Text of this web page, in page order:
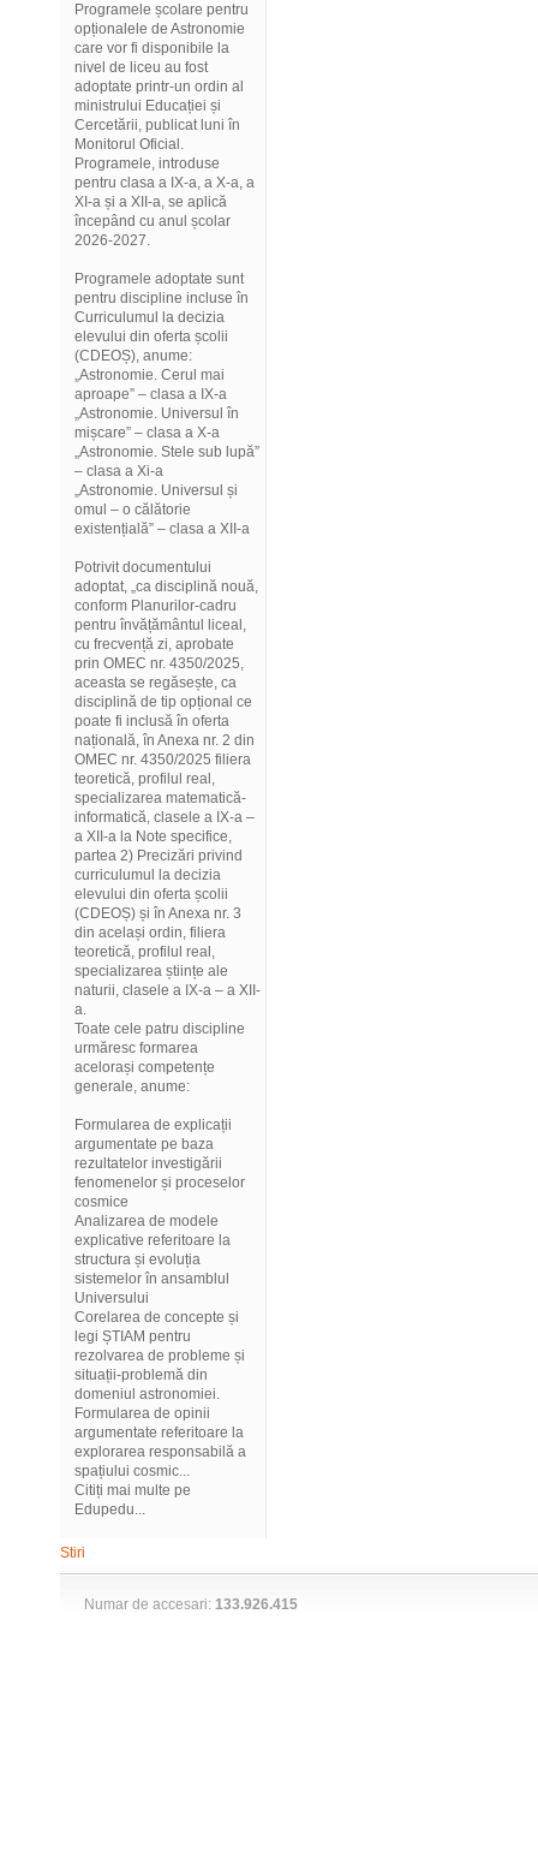
Programele școlare pentru
opționalele de Astronomie
care vor fi disponibile la
nivel de liceu au fost
adoptate printr-un ordin al
ministrului Educației și
Cercetării, publicat luni în
Monitorul Oficial.
Programele, introduse
pentru clasa a IX-a, a X-a, a
XI-a și a XII-a, se aplică
începând cu anul școlar
2026-2027.
Programele adoptate sunt
pentru discipline incluse în
Curriculumul la decizia
elevului din oferta școlii
(CDEOȘ), anume:
„Astronomie. Cerul mai
aproape” – clasa a IX-a
„Astronomie. Universul în
mișcare” – clasa a X-a
„Astronomie. Stele sub lupă”
– clasa a Xi-a
„Astronomie. Universul și
omul – o călătorie
existențială” – clasa a XII-a
Potrivit documentului
adoptat, „ca disciplină nouă,
conform Planurilor-cadru
pentru învățământul liceal,
cu frecvență zi, aprobate
prin OMEC nr. 4350/2025,
aceasta se regăsește, ca
disciplină de tip opțional ce
poate fi inclusă în oferta
națională, în Anexa nr. 2 din
OMEC nr. 4350/2025 filiera
teoretică, profilul real,
specializarea matematică-
informatică, clasele a IX-a –
a XII-a la Note specifice,
partea 2) Precizări privind
curriculumul la decizia
elevului din oferta școlii
(CDEOȘ) și în Anexa nr. 3
din același ordin, filiera
teoretică, profilul real,
specializarea științe ale
naturii, clasele a IX-a – a XII-
a.
Toate cele patru discipline
urmăresc formarea
acelorași competențe
generale, anume:
Formularea de explicații
argumentate pe baza
rezultatelor investigării
fenomenelor și proceselor
cosmice
Analizarea de modele
explicative referitoare la
structura și evoluția
sistemelor în ansamblul
Universului
Corelarea de concepte și
legi ȘTIAM pentru
rezolvarea de probleme și
situații-problemă din
domeniul astronomiei.
Formularea de opinii
argumentate referitoare la
explorarea responsabilă a
spațiului cosmic...
Citiți mai multe pe
Edupedu...
Stiri
Numar de accesari: 133.926.415